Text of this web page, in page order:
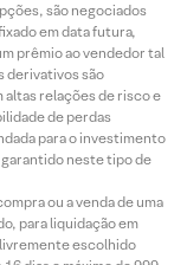
são negociados
em data futura,
prêmio ao vendedor tal
derivativos são
relações de risco e
de perdas
para o investimento
neste tipo de
ou a venda de uma
para liquidação em
escolhido